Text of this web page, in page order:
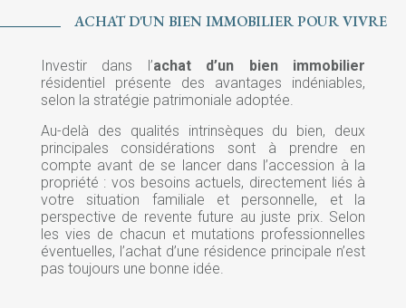
ACHAT D'UN BIEN IMMOBILIER POUR VIVRE
Investir dans l’achat d’un bien immobilier
résidentiel présente des avantages indéniables,
selon la stratégie patrimoniale adoptée.
Au-delà des qualités intrinsèques du bien, deux
principales considérations sont à prendre en
compte avant de se lancer dans l’accession à la
propriété : vos besoins actuels, directement liés à
votre situation familiale et personnelle, et la
perspective de revente future au juste prix. Selon
les vies de chacun et mutations professionnelles
éventuelles, l’achat d’une résidence principale n’est
pas toujours une bonne idée.